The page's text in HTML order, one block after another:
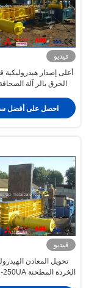
فيديو
أعلى إصدار هيدروليكية
الخرق بالر آلة
تدوير الخردة
احصل على أفضل
فيديو
تحويل المعادن